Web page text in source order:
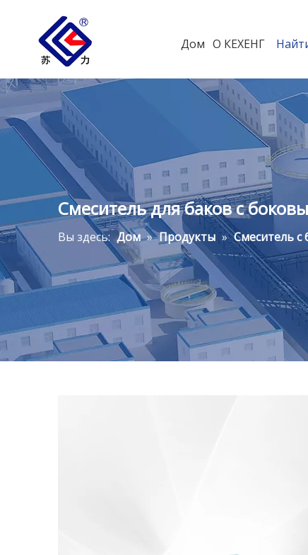
Дом О КЕХЕНГ
Смеситель для баков с
Вы здесь: Дом » Продукты » Смеситель